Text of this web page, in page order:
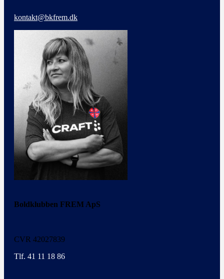
kontakt@bkfrem.dk
Boldklubben FREM ApS
CVR 42027839
Tlf. 41 11 18 86